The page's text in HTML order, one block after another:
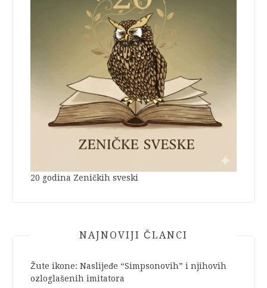
20 godina Zeničkih sveski
NAJNOVIJI ČLANCI
Žute ikone: Naslijeđe “Simpsonovih” i njihovih
ozloglašenih imitatora